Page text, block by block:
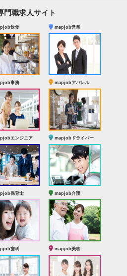
職求人サイト
飲食 mapjob営業
事務 mapjobアパレル
エンジニア mapjobドライバー
保育士 mapjob介護
歯科 mapjob美容